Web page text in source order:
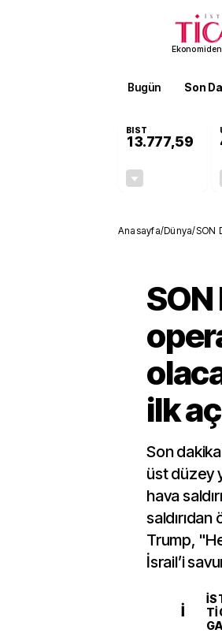
Bugün Son
BIST
13.777,59
Anasayfa/Dünya/SON
ilk
Son
üst düzey
hava
saldırıdan
Trump,
İsrail’i
İ